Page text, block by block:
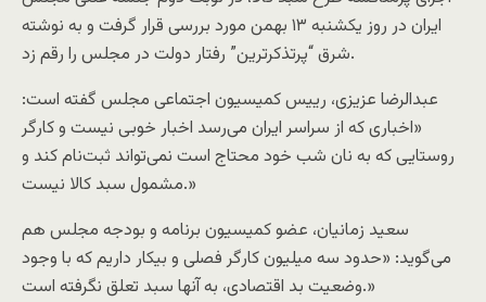
ایران در روز یکشنبه ۱۳ بهمن مورد بررسی قرار گرفت و به نوشته
شرق “پرتذکرترین” رفتار دولت در مجلس را رقم زد.
عبدالرضا عزیزی، رییس کمیسیون اجتماعی مجلس گفته است:
«اخباری که از سراسر ایران می‌رسد اخبار خوبی نیست و کارگر
روستایی که به نان شب خود محتاج است نمی‌تواند ثبت‌نام کند و
مشمول سبد کالا نیست.»
سعید زمانیان‌، عضو کمیسیون برنامه و بودجه مجلس هم
می‌گوید: «حدود سه میلیون کارگر فصلی و بیکار داریم که با وجود
وضعیت بد اقتصادی، به آنها سبد تعلق نگرفته است.»